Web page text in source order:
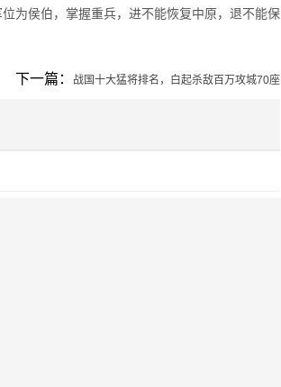
为侯伯，掌握重兵，进不能恢复中原，退不能保
下一篇： 战国十大猛将排名，白起杀敌百万攻城70座